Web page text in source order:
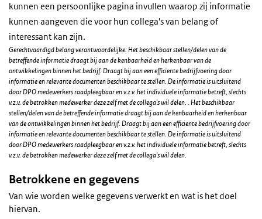
kunnen een persoonlijke pagina invullen waarop zij informatie
kunnen aangeven die voor hun collega's van belang of
interessant kan zijn.
Gerechtvaardigd belang verantwoordelijke: Het beschikbaar stellen/delen van de
betreffende informatie draagt bij aan de kenbaarheid en herkenbaar van de
ontwikkelingen binnen het bedrijf. Draagt bij aan een efficiente bedrijfvoering door
informatie en relevante documenten beschikbaar te stellen. De informatie is uitsluitend
door DPO medewerkers raadpleegbaar en v.z.v. het individuele informatie betreft, slechts
v.z.v. de betrokken medewerker deze zelf met de collega's wil delen. . Het beschikbaar
stellen/delen van de betreffende informatie draagt bij aan de kenbaarheid en herkenbaar
van de ontwikkelingen binnen het bedrijf. Draagt bij aan een efficiente bedrijfvoering door
informatie en relevante documenten beschikbaar te stellen. De informatie is uitsluitend
door DPO medewerkers raadpleegbaar en v.z.v. het individuele informatie betreft, slechts
v.z.v. de betrokken medewerker deze zelf met de collega's wil delen.
Betrokkene en gegevens
Van wie worden welke gegevens verwerkt en wat is het doel
hiervan.